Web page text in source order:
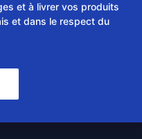
et à livrer vos produits
et dans le respect du